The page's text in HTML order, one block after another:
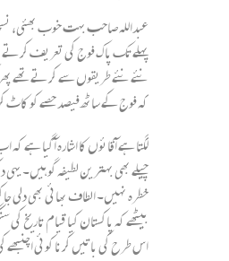
عبداللہ صاحب بہت خوب بھئی،
پہلے تک پاک فوج کی تعریف کرتے
نئے نئے طریقوں سے کرتے تھے
کہ فوج کے ساٹھ فیصد حصے کو کاٹ
لگتا ہے آقائوں کا اشارہ آگیا ہے
چیلے بھی بہترین لطیفہ گو ہیں۔
خطرہ نہیں۔ الطاف بھائی بھی دلی
بیٹھے کہ پاکستان کیا قیام تاریخ
اس طرح کی باتیں کرنا کوئی